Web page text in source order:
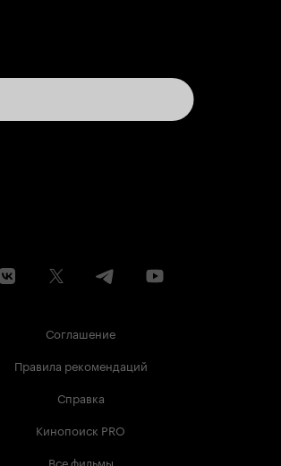
Соглашение
Правила рекомендаций
Справка
Кинопоиск PRO
Все фильмы